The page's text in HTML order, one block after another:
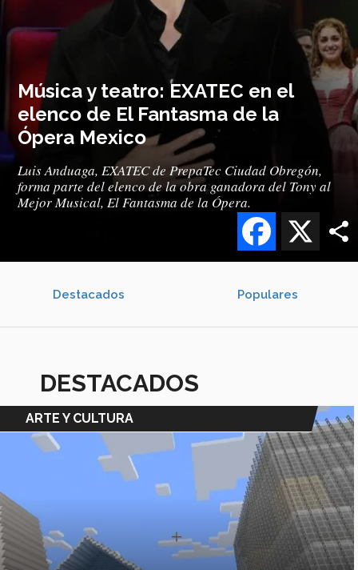
Música y teatro: EXATEC en el
elenco de El Fantasma de la
Ópera Mexico
Luis Anduaga, EXATEC de PrepaTec Ciudad Obregón,
forma parte del elenco de la obra ganadora del Tony al
Mejor Musical, El Fantasma de la Ópera.
Facebook
Destacados Populares
DESTACADOS
ARTE Y CULTURA